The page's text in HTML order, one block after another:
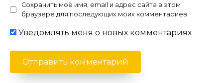
Сохранить моё имя, email и адрес сайта в этом
браузере для последующих моих комментариев.
Уведомлять меня о новых комментариях